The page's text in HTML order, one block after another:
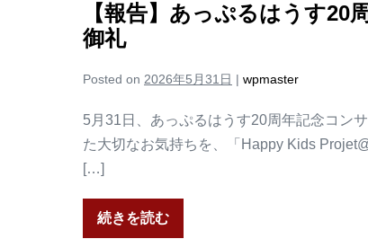
【報告】あっぷるはうす
御礼
Posted on 2026年5月31日 | wpmaster
5月31日、あっぷるはうす20周年記念コン
た大切なお気持ちを、「Happy Kids
[…]
続きを読む